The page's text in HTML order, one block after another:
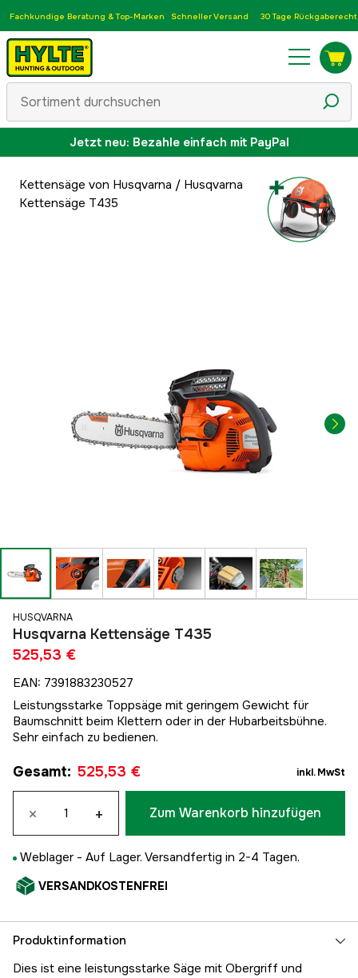
Fachkundige Beratung & Top-Marken Schneller Versand 30 Tage Rückgaberecht
Jetzt neu: Bezahle einfach mit PayPal
Kettensäge von Husqvarna / Husqvarna
Kettensäge T435
HUSQVARNA
Husqvarna Kettensäge T435
525,53 €
EAN: 7391883230527
Leistungsstarke Toppsäge mit geringem Gewicht für
Baumschnitt beim Klettern oder in der Hubarbeitsbühne.
Sehr einfach zu bedienen.
Gesamt: 525,53 € inkl. MwSt
× + Zum Warenkorb hinzufügen
Weblager - Auf Lager. Versandfertig in 2-4 Tagen.
VERSANDKOSTENFREI
Produktinformation
Dies ist eine leistungsstarke Säge mit Obergriff und